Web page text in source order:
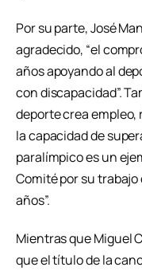
Por su parte, José
agradecido, “el
años apoyando al
con discapacidad”.
deporte crea empleo,
la capacidad de
paralímpico es un
Comité por su
años”.
Mientras que Miguel
que el título de la